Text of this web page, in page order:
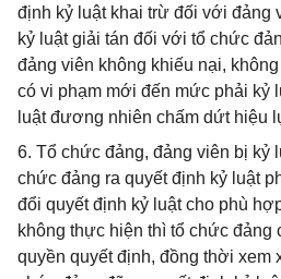
định kỷ luật khai trừ đối với đảng
kỷ luật giải tán đối với tổ chức
đảng viên không khiếu nại,
có vi phạm mới đến mức phải kỷ
luật đương nhiên chấm dứt hiệu
6. Tổ chức đảng, đảng viên bị kỷ
chức đảng ra quyết định kỷ luật
đổi quyết định kỷ luật cho phù
không thực hiện thì tổ chức đảng
quyền quyết định, đồng thời xem